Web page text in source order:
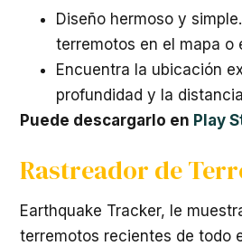
Diseño hermoso y
terremotos en el mapa o
Encuentra la ubicación
profundidad y la
Puede descargarlo en Play
Rastreador de
Earthquake Tracker, le
terremotos recientes de todo